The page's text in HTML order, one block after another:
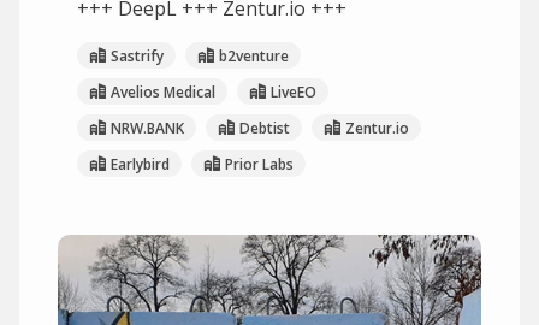
+++ DeepL +++ Zentur.io +++
Sastrify
b2venture
Avelios Medical
LiveEO
NRW.BANK
Debtist
Zentur.io
Earlybird
Prior Labs